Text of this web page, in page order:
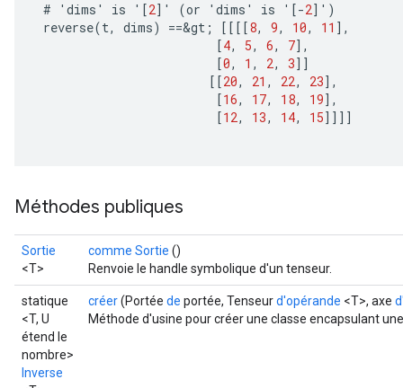
# ' dims ' is ' [2] ' (or ' dims ' is ' [-2] ' )
reverse(t, dims) ==&gt ; [[[[8, 9, 10, 11 ] ,
[4, 5, 6, 7] ,
[0, 1 , 2, 3]]
[[20, 21 , 22, 23] ,
[16, 17, 18, 19] ,
[12, 13, 14, 15]]]]
Méthodes publiques
Sortie
<T>
comme Sortie ()
Renvoie le handle symbolique d'un tenseur.
statique
<T, U
étend le
nombre>
Inverse
créer(Portée de portée, Tenseurd'opérande <T>, axe
Méthode d'usine pour créer une classe encapsulant